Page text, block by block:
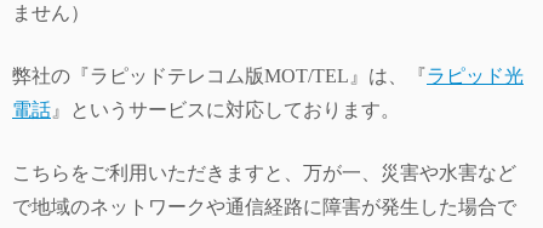
ません）
弊社の『ラピッドテレコム版MOT/TEL』は、『ラピッド光
電話 』というサービスに対応しております。
こちらをご利用いただきますと、万が一、災害や水害など
で地域のネットワークや通信経路に障害が発生した場合で